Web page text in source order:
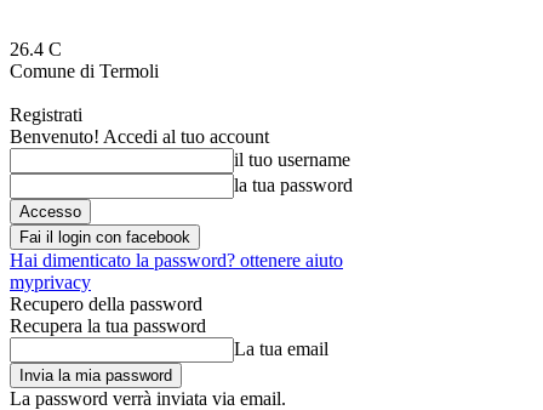
26.4 C
Comune di Termoli
Registrati
Benvenuto! Accedi al tuo account
il tuo username
la tua password
Fai il login con facebook
Hai dimenticato la password? ottenere aiuto
myprivacy
Recupero della password
Recupera la tua password
La tua email
La password verrà inviata via email.